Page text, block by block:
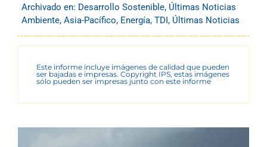
Archivado en: Desarrollo Sostenible, Últimas Noticias
Ambiente, Asia-Pacífico, Energía, TDI, Últimas Noticias
Este informe incluye imágenes de calidad que pueden
ser bajadas e impresas. Copyright IPS, estas imágenes
sólo pueden ser impresas junto con este informe